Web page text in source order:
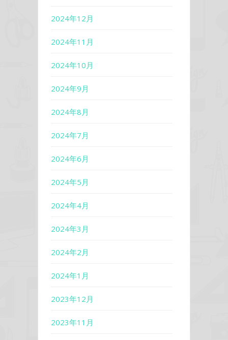
2024年12月
2024年11月
2024年10月
2024年9月
2024年8月
2024年7月
2024年6月
2024年5月
2024年4月
2024年3月
2024年2月
2024年1月
2023年12月
2023年11月